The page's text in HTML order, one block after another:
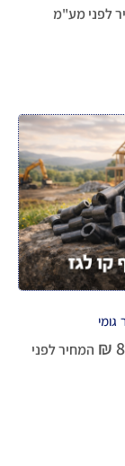
לפני מע"מ
גומי
₪ המחיר לפני